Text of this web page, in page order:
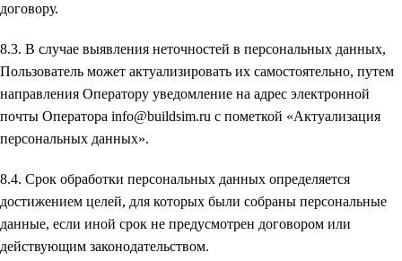
договору.
8.3. В случае выявления неточностей в персональных данных,
Пользователь может актуализировать их самостоятельно, путем
направления Оператору уведомление на адрес электронной
почты Оператора info@buildsim.ru с пометкой «Актуализация
персональных данных».
8.4. Срок обработки персональных данных определяется
достижением целей, для которых были собраны персональные
данные, если иной срок не предусмотрен договором или
действующим законодательством.